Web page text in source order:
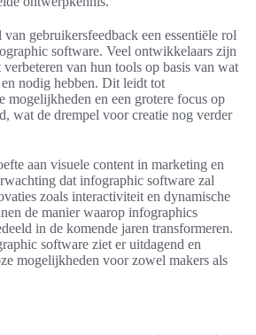
van gebruikersfeedback een essentiële rol
software. Veel ontwikkelaars zijn
van hun tools op basis van wat
nodig hebben. Dit leidt tot
mogelijkheden en een grotere focus op
wat de drempel voor creatie nog verder
aan visuele content in marketing en
dat infographic software zal
zoals interactiviteit en dynamische
de manier waarop infographics
in de komende jaren transformeren.
software ziet er uitdagend en
mogelijkheden voor zowel makers als